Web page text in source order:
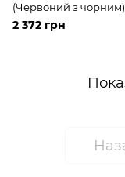
(Червоний з чорним)
2 372 грн